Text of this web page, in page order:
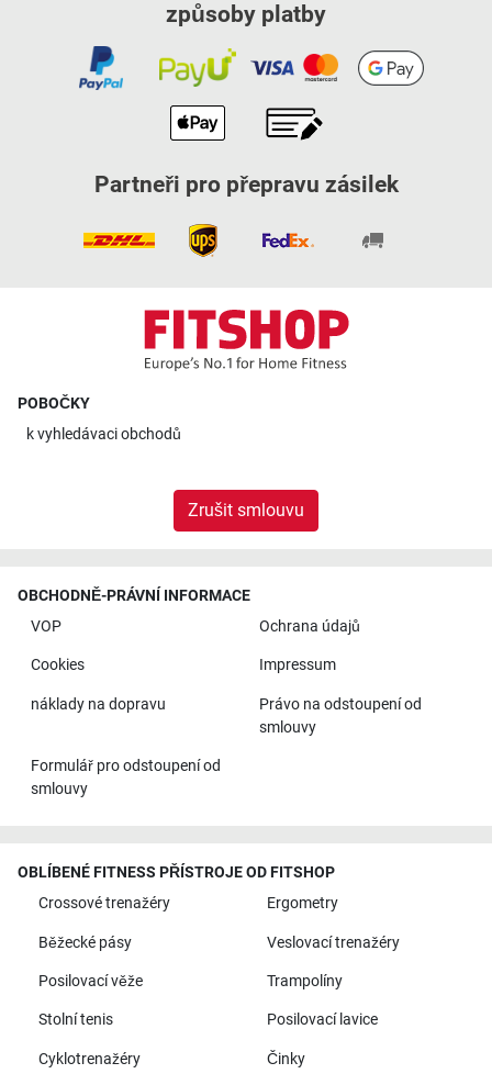
způsoby platby
Partneři pro přepravu zásilek
POBOČKY
kvyhledávaci obchodů
Zrušit smlouvu
OBCHODNĚ-PRÁVNÍ INFORMACE
VOP
Ochrana údajů
Cookies Impressum
náklady na dopravu
Právo na odstoupení od
smlouvy
Formulář pro odstoupení od
smlouvy
OBLÍBENÉ FITNESS PŘÍSTROJE OD FITSHOP
Crossové trenažéry
Ergometry
Běžecké pásy Veslovací trenažéry
Posilovací věže Trampolíny
Stolní tenis Posilovací lavice
Cyklotrenažéry Činky